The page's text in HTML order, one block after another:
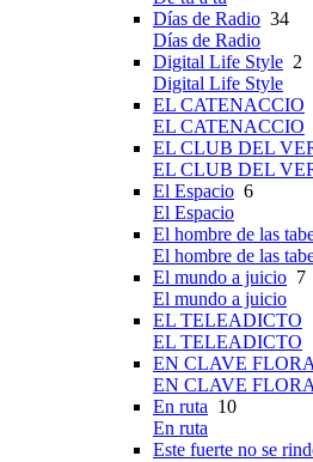
Días de Radio 34
Días de Radio
Digital Life Style 2
Digital Life Style
EL CATENACCIO
EL CATENACCIO
EL CLUB DEL
EL CLUB DEL
El Espacio 6
El Espacio
El hombre de las
El hombre de las
El mundo a juicio 7
El mundo a juicio
EL TELEADICTO
EL TELEADICTO
EN CLAVE
EN CLAVE
En ruta 10
En ruta
Este fuerte no se